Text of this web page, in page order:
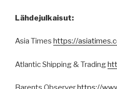
Lähdejulkaisut:
Asia Times https://
Atlantic Shipping & Trading